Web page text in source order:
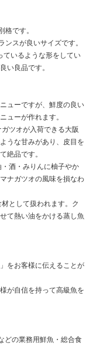
格です。
ンスが良いサイズです。
ているような形をしてい
い良品です。
ューですが、鮮度の良い
ューが作れます。
ガツオが入荷できる大阪
うな甘みがあり、皮目を
絶品です。
・酒・みりんに柚子やか
ナガツオの風味を損なわ
として扱われます。ク
て熱い油をかける蒸し魚
をお客様に伝えることが
が自信を持って高級魚を
どの業務用鮮魚・総合食